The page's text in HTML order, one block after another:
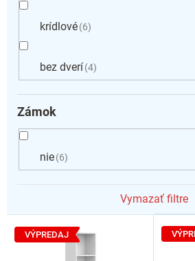
krídlové 6
bez dverí 4
Zámok
nie 6
Vymazať filtre
V
VÝPREDAJ